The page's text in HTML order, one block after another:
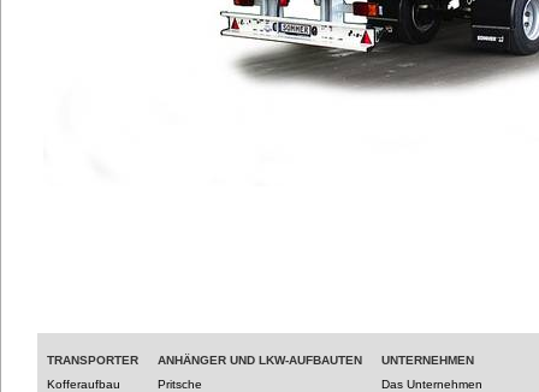
TRANSPORTER
Kofferaufbau
ANHÄNGER UND LKW-AUFBAUTEN
Pritsche
UNTERNEHMEN
Das Unternehmen